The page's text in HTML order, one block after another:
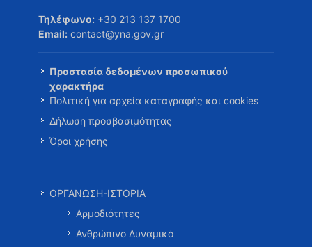
Τηλέφωνο: +30 213 137 1700
Email: contact@yna.gov.gr
Προστασία δεδομένων προσωπικού
χαρακτήρα
Πολιτική για αρχεία καταγραφής και cookies
Δήλωση προσβασιμότητας
Όροι χρήσης
ΟΡΓΑΝΩΣΗ-ΙΣΤΟΡΙΑ
Αρμοδιότητες
Ανθρώπινο Δυναμικό